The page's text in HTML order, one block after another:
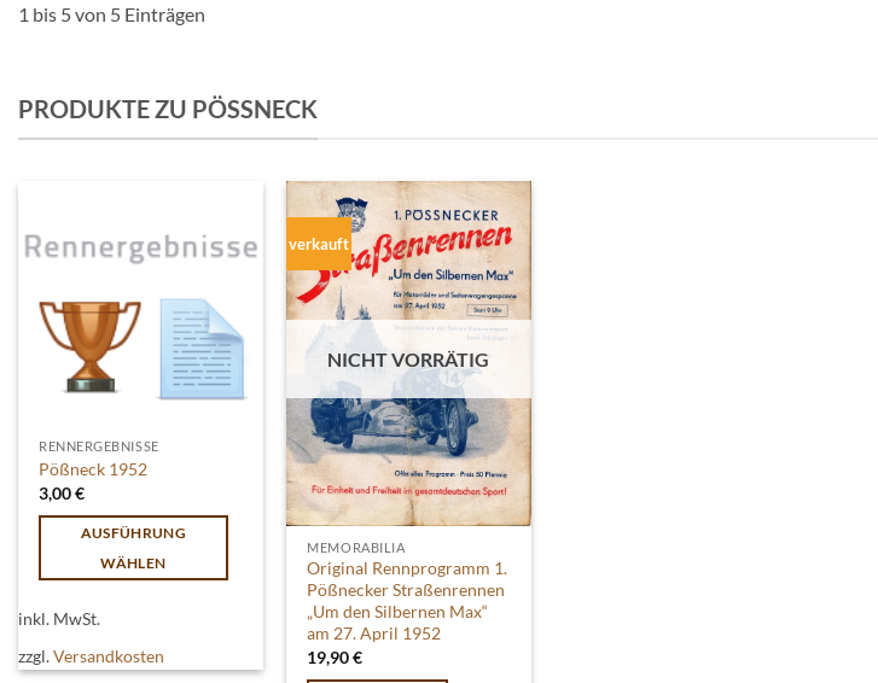
1 bis 5 von 5 Einträgen
PRODUKTE ZU PÖSSNECK
RENNERGEBNISSE
Pößneck 1952
3,00€
AUSFÜHRUNG
WÄHLEN
Produkt
weist
mehrere
inkl. MwSt.
zzgl.Versandkosten
verkauft
NICHT VORRÄTIG
MEMORABILIA
Original Rennprogramm 1.
Pößnecker Straßenrennen
„Um den Silbernen Max“
am 27. April 1952
19,90€